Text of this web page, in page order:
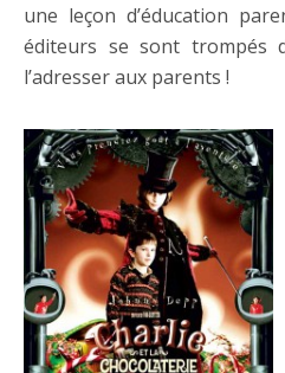
une leçon d’éducation
éditeurs se sont trompés
l’adresser aux parents !